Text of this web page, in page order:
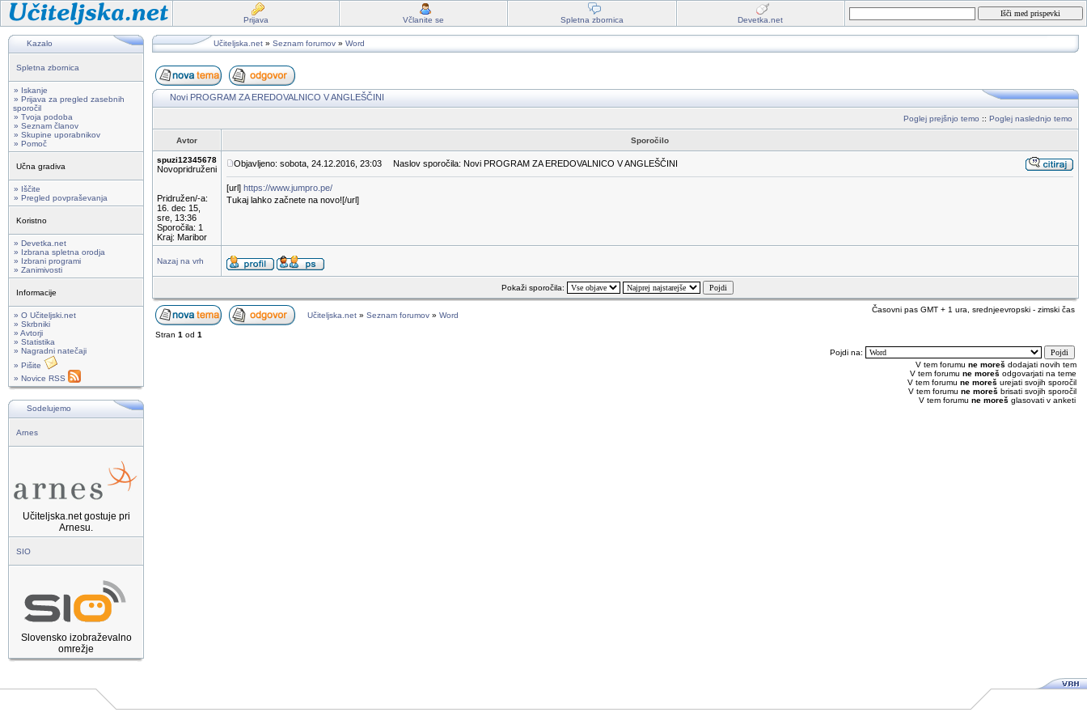
Prijava Včlanite se Spletna zbornica Devetka.net
Kazalo
Spletna zbornica
» Iskanje
» Prijava za pregled zasebnih
sporočil
» Tvoja podoba
» Seznam članov
» Skupine uporabnikov
» Pomoč
Učna gradiva
» Iščite
» Pregled povpraševanja
Koristno
» Devetka.net
» Izbrana spletna orodja
» Izbrani programi
» Zanimivosti
Informacije
» O Učiteljski.net
» Skrbniki
» Avtorji
» Statistika
» Nagradni natečaji
» Pišite
» Novice RSS
Sodelujemo
Arnes
Učiteljska.net gostuje pri
Arnesu.
SIO
Slovensko izobraževalno
omrežje
Učiteljska.net » Seznam forumov » Word
Novi PROGRAM ZA EREDOVALNICO V ANGLEŠČINI
Poglej prejšnjo temo :: Poglej naslednjo temo
Avtor Sporočilo
spuzi12345678
Novopridruženi
Pridružen/-a:
16. dec 15,
sre, 13:36
Sporočila: 1
Kraj: Maribor
Objavljeno: sobota, 24.12.2016, 23:03 Naslov sporočila: Novi PROGRAM ZA EREDOVALNICO V ANGLEŠČINI
[url] https://www.jumpro.pe/
Tukaj lahko začnete na novo![/url]
Nazaj na vrh
Pokaži sporočila:
Učiteljska.net » Seznam forumov » Word
Časovni pas GMT + 1 ura, srednjeevropski - zimski čas
Stran 1 od 1
Pojdi na:
V tem forumu ne moreš dodajati novih tem
V tem forumu ne moreš odgovarjati na teme
V tem forumu ne moreš urejati svojih sporočil
V tem forumu ne moreš brisati svojih sporočil
V tem forumu ne moreš glasovati v anketi